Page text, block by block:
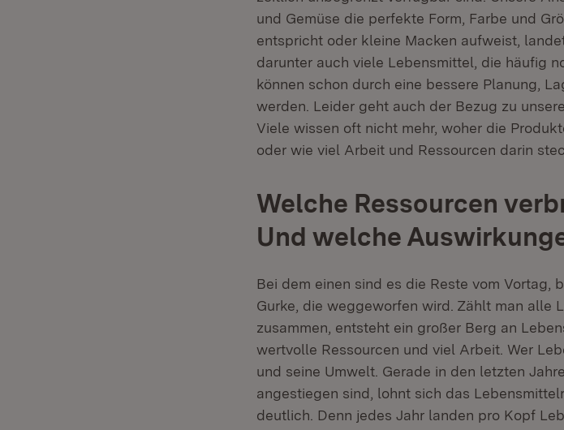
und Gemüse die perfekte Form, Farbe und
entspricht oder kleine Macken aufweist,
darunter auch viele Lebensmittel, die häufig
können schon durch eine bessere Planung,
werden. Leider geht auch der Bezug zu
Viele wissen oft nicht mehr, woher die
oder wie viel Arbeit und Ressourcen darin
Welche Ressourcen
Und welche
Bei dem einen sind es die Reste vom Vortag,
Gurke, die weggeworfen wird. Zählt man alle
zusammen, entsteht ein großer Berg an
wertvolle Ressourcen und viel Arbeit. Wer
und seine Umwelt. Gerade in den letzten
angestiegen sind, lohnt sich das
deutlich. Denn jedes Jahr landen pro Kopf